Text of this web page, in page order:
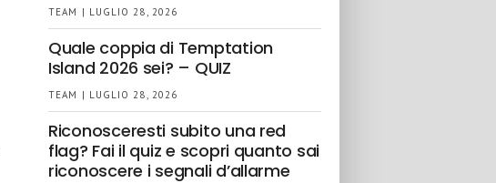
TEAM | LUGLIO 28, 2026
Quale coppia di Temptation
Island 2026 sei? – QUIZ
TEAM | LUGLIO 28, 2026
Riconosceresti subito una red
flag? Fai il quiz e scopri quanto sai
riconoscere i segnali d’allarme